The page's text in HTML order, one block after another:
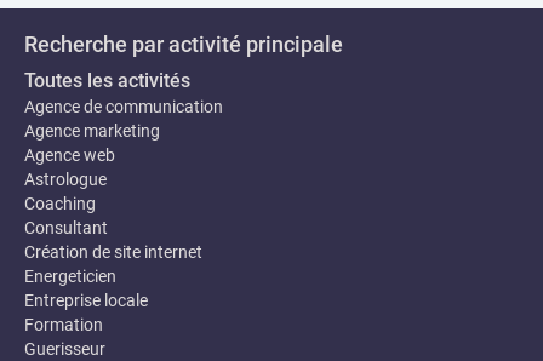
Recherche par activité principale
Toutes les activités
Agence de communication
Agence marketing
Agence web
Astrologue
Coaching
Consultant
Création de site internet
Energeticien
Entreprise locale
Formation
Guerisseur